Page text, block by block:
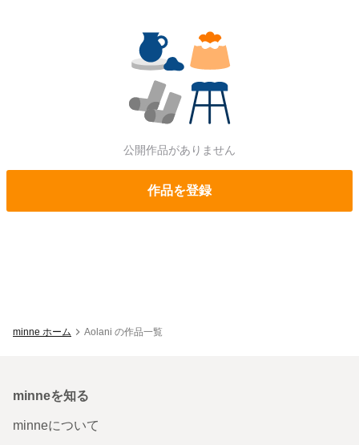
公開作品がありません
作品を登録
minne ホーム Aolani の作品一覧
minneを知る
minneについて